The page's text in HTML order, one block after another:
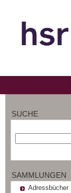
SUCHE
SAMMLUNGEN
Adressbücher